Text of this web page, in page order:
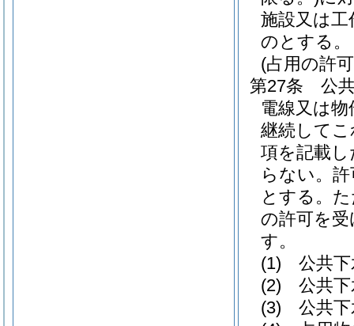
施設又は
のとする。
(占用の許
第27条
公
電線又は
継続して
項を記載
らない。
とする。
の許可を
す。
(1)
公共
(2)
公共
(3)
公共